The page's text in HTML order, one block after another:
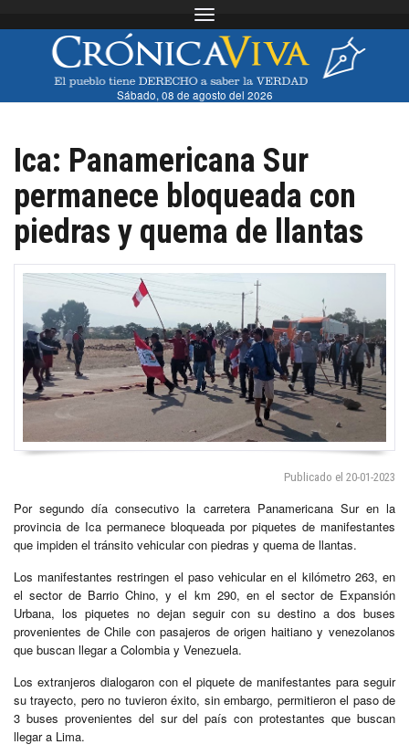
Toggle navigation
Sábado, 08 de agosto del 2026
Ica: Panamericana Sur
permanece bloqueada con
piedras y quema de llantas
Publicado el 20-01-2023
Por segundo día consecutivo la carretera Panamericana Sur en la
provincia de Ica permanece bloqueada por piquetes de manifestantes
que impiden el tránsito vehicular con piedras y quema de llantas.
Los manifestantes restringen el paso vehicular en el kilómetro 263, en
el sector de Barrio Chino, y el km 290, en el sector de Expansión
Urbana, los piquetes no dejan seguir con su destino a dos buses
provenientes de Chile con pasajeros de origen haitiano y venezolanos
que buscan llegar a Colombia y Venezuela.
Los extranjeros dialogaron con el piquete de manifestantes para seguir
su trayecto, pero no tuvieron éxito, sin embargo, permitieron el paso de
3 buses provenientes del sur del país con protestantes que buscan
llegar a Lima.